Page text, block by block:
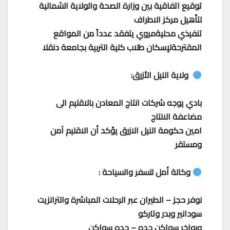
توقيع اتفاقية بين وزارة الصحة والولاية الشمالية
لتأهيل مركز الاطراف
تنفيذي محليةمروي يتفقد عدداً من المواقع
المقترحةلإسكان طلاب كلية التربية بجامعة دنقلا
ولاية النيل الأزرق:
بادي يوجه شركات انتاج المعادن بالاقليم الى
مضاعفة الانتاج
امين حكومة النيل الازرق يؤكد أن الاقليم آمن
ومستقر
وكالة أمل للسفر والسياحة :
نوفر حجز – الطيران عبر الرحلات المباشرة والترانزيت
سودانير وبدر وتاركو